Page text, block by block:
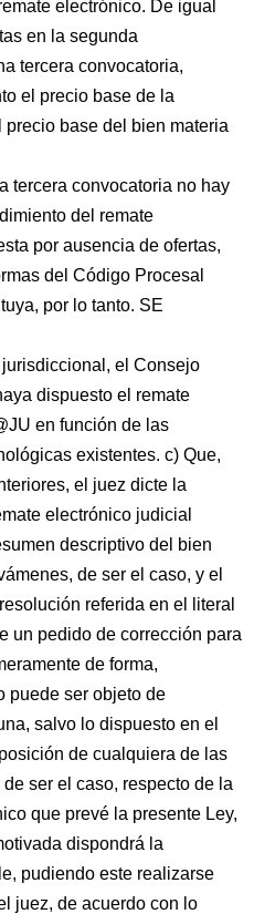
electrónico. De igual
en la segunda
tercera convocatoria,
el precio base de la
base del bien materia
tercera convocatoria no hay
del remate
por ausencia de ofertas,
del Código Procesal
por lo tanto. SE
el Consejo
dispuesto el remate
en función de las
existentes. c) Que,
el juez dicte la
electrónico judicial
descriptivo del bien
de ser el caso, y el
referida en el literal
un pedido de corrección para
de forma,
puede ser objeto de
salvo lo dispuesto en el
de cualquiera de las
ser el caso, respecto de la
que prevé la presente Ley,
dispondrá la
pudiendo este realizarse
juez, de acuerdo con lo